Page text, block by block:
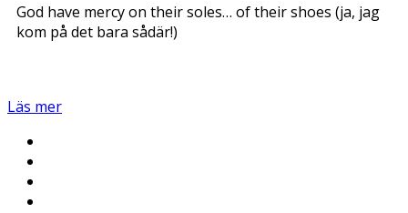
God have mercy on their soles… of their shoes (ja, jag
kom på det bara sådär!)
Läs mer